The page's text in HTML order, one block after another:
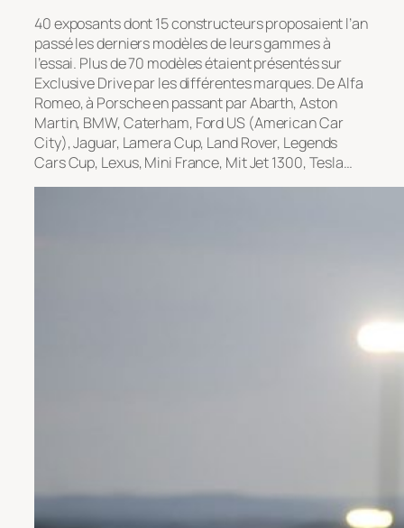
40 exposants dont 15 constructeurs proposaient l’an
passé les derniers modèles de leurs gammes à
l’essai. Plus de 70 modèles étaient présentés sur
Exclusive Drive par les différentes marques. De Alfa
Romeo, à Porsche en passant par Abarth, Aston
Martin, BMW, Caterham, Ford US (American Car
City), Jaguar, Lamera Cup, Land Rover, Legends
Cars Cup, Lexus, Mini France, Mit Jet 1300, Tesla…